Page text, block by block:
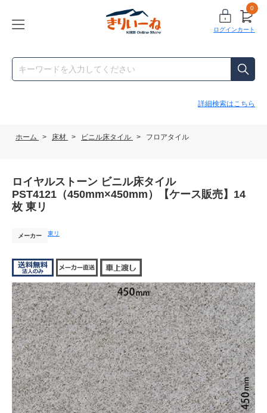
ログイン
0
カート
詳細検索はこちら
ホーム > 床材 > ビニル床タイル > フロアタイル
ロイヤルストーン ビニル床タイル
PST4121（450mm×450mm）【ケース販売】14
枚 東リ
メーカー 東リ